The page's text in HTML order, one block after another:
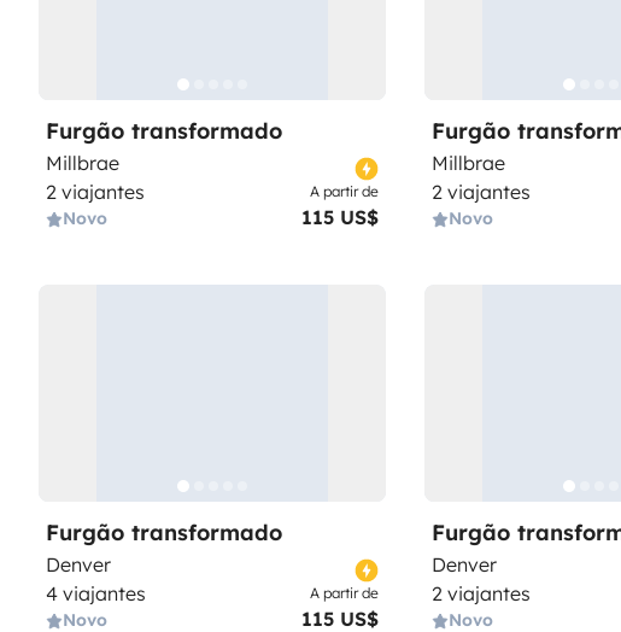
Furgão transformado
Millbrae
2 viajantes
Novo
A partir de
115 US$
Furgão
Millbrae
2 viajantes
Novo
Furgão transformado
Denver
4 viajantes
Novo
A partir de
115 US$
Furgão
Denver
2 viajantes
Novo